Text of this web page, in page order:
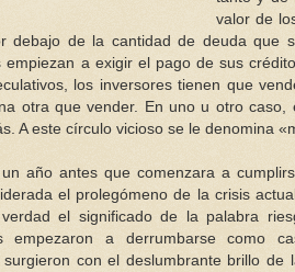
valor de
debajo de la cantidad de deuda que
empiezan a exigir el pago de sus
los inversores tienen que
otra que vender. En uno u otro caso,
A este círculo vicioso se le denomina
año antes que comenzara a
el prolegómeno de la crisis
el significado de la palabra
empezaron a derrumbarse como
con el deslumbrante brillo de